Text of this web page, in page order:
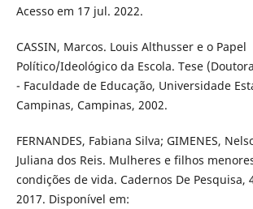
Acesso em 17 jul. 2022.
CASSIN, Marcos. Louis Althusser e o Papel
Político/Ideológico da Escola. Tese
- Faculdade de Educação, Universidade
Campinas, Campinas, 2002.
FERNANDES, Fabiana Silva; GIMENES,
Juliana dos Reis. Mulheres e filhos
condições de vida. Cadernos De Pesquisa,
2017. Disponível em: